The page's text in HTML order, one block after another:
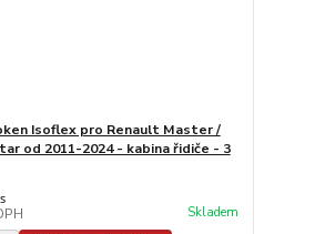
Isoflex pro Renault Master /
od 2011-2024 - kabina řidiče - 3
Skladem